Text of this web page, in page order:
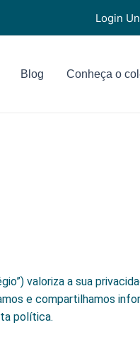
Login
Blog Conheça o
valoriza a sua
e compartilhamos
política.